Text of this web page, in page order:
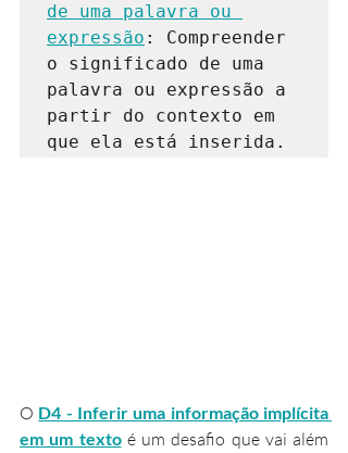
de uma palavra ou
expressão : Compreender
o significado de uma
palavra ou expressão a
partir do contexto em
que ela está inserida.
O D4 - Inferir uma informação implícita
em um texto é um desafio que vai além